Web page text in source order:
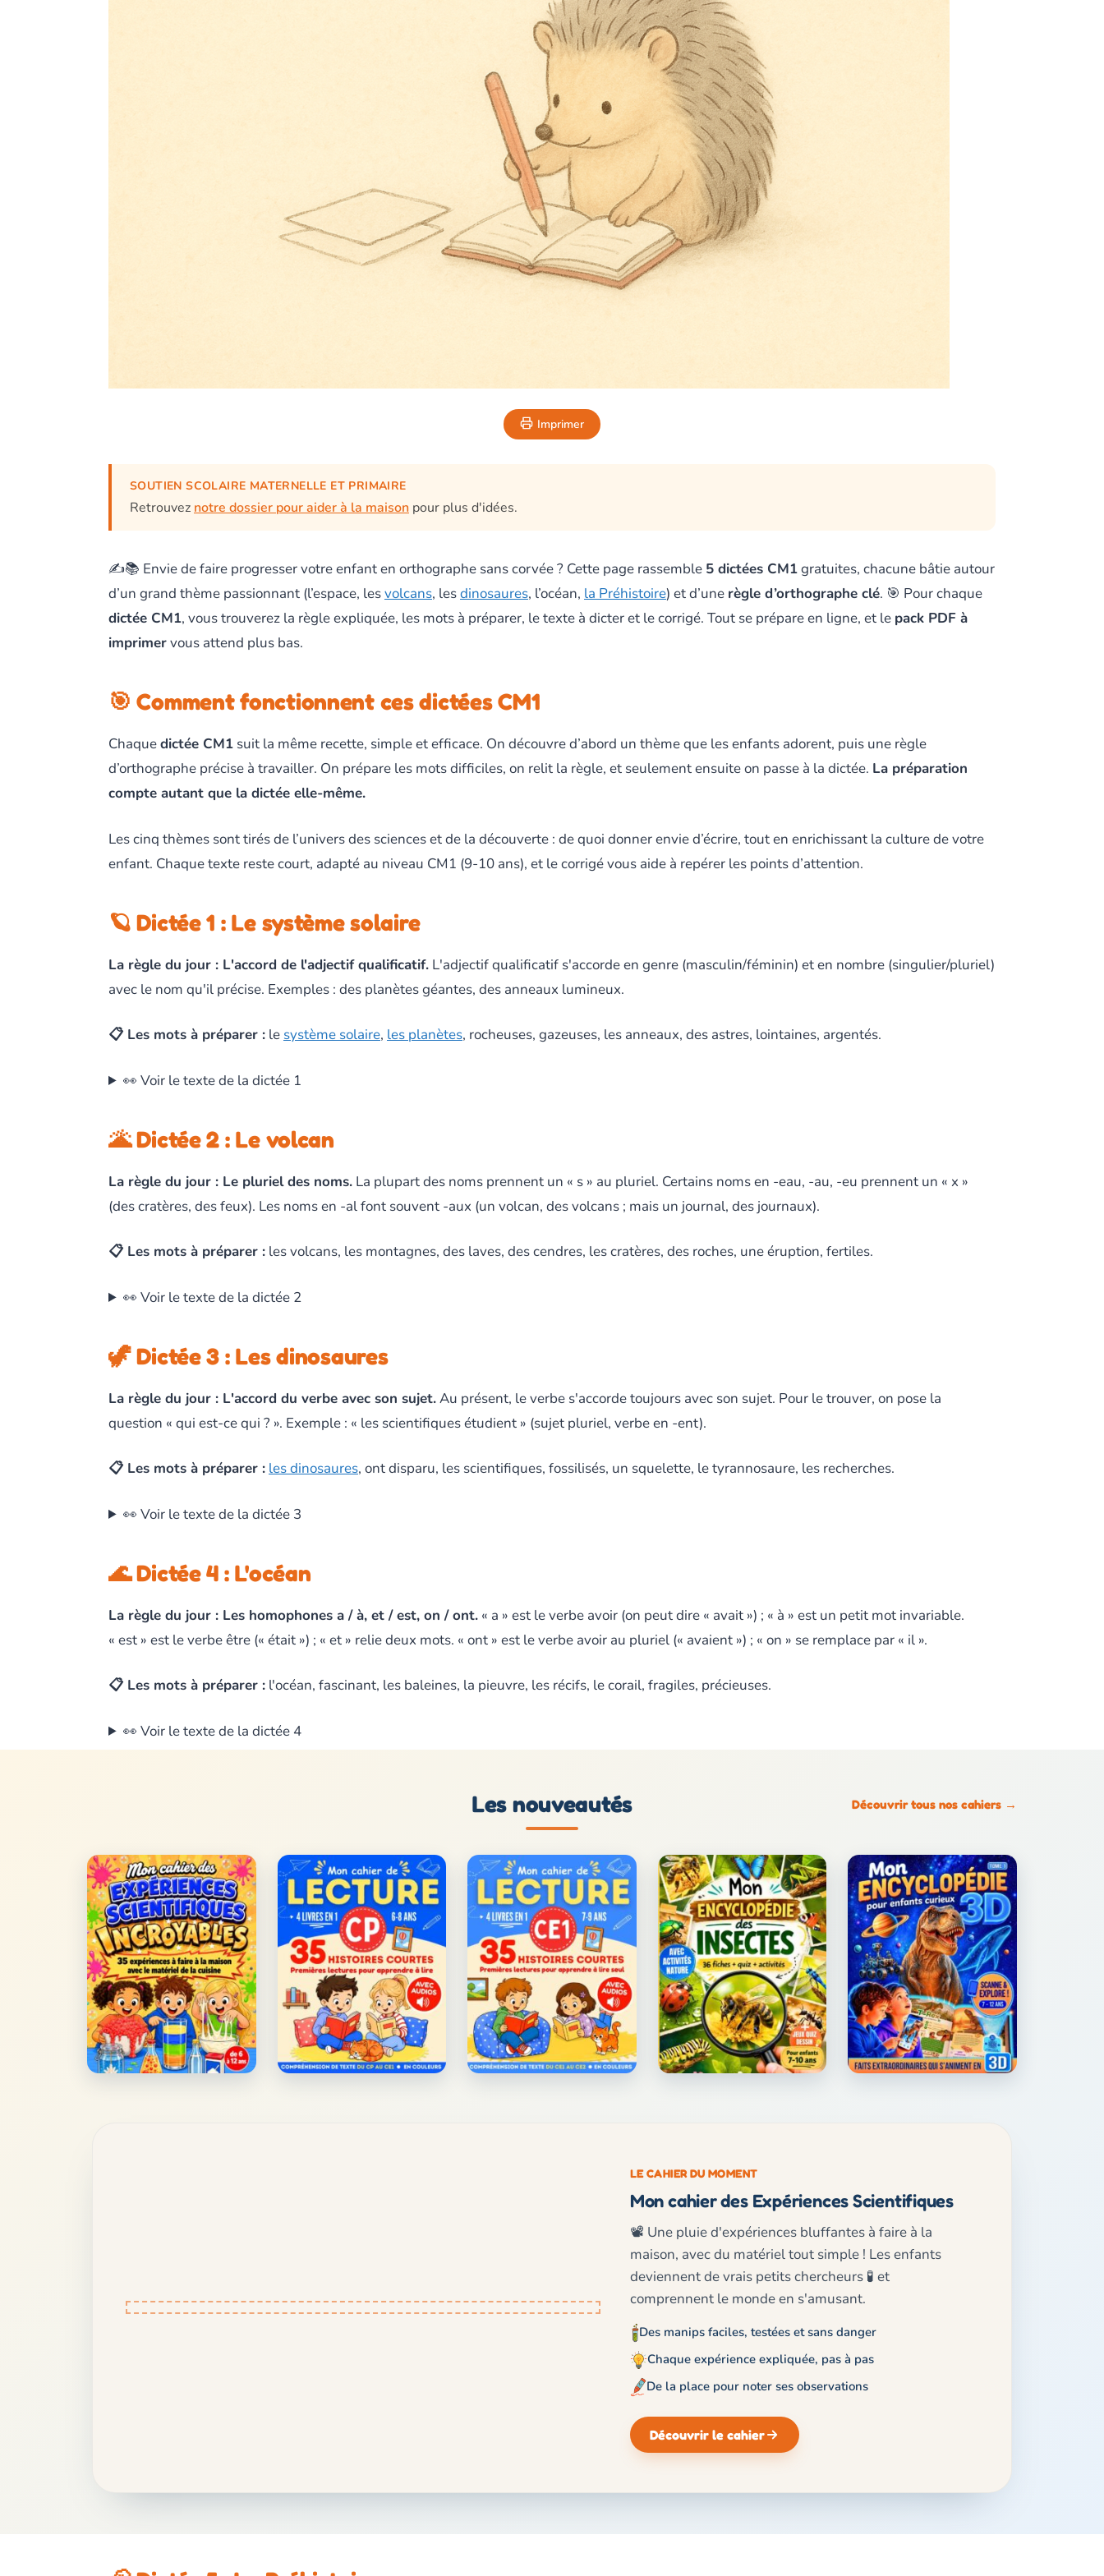
Imprimer
SOUTIEN SCOLAIRE MATERNELLE ET PRIMAIRE
Retrouveznotre dossier pour aider à la maison pour plus d'idées.
✍️📚 Envie de faire progresser votre enfant en orthographe sans corvée ? Cette page rassemble 5 dictées CM1gratuites, chacune bâtie autour
d’un grand thème passionnant (l’espace, lesvolcans, lesdinosaures, l’océan, la Préhistoire) et d’une règle d’orthographe clé. 🎯 Pour chaque
dictée CM1, vous trouverez la règle expliquée, les mots à préparer, le texte à dicter et le corrigé. Tout se prépare en ligne, et le pack PDF à
imprimervous attend plus bas.
🎯 Comment fonctionnent ces dictées CM1
Chaquedictée CM1 suit la même recette, simple et efficace. On découvre d’abord un thème que les enfants adorent, puis une règle
d’orthographe précise à travailler. On prépare les mots difficiles, on relit la règle, et seulement ensuite on passe à la dictée. La préparation
compte autant que la dictée elle-même.
Les cinq thèmes sont tirés de l’univers des sciences et de la découverte : de quoi donner envie d’écrire, tout en enrichissant la culture de votre
enfant. Chaque texte reste court, adapté au niveau CM1 (9-10 ans), et le corrigé vous aide à repérer les points d’attention.
🪐 Dictée 1 : Le système solaire
La règle du jour : L'accord de l'adjectif qualificatif. L'adjectif qualificatif s'accorde en genre (masculin/féminin) et en nombre (singulier/pluriel)
avec le nom qu'il précise. Exemples : des planètes géantes, des anneaux lumineux.
📋 Les mots à préparer : le système solaire, les planètes, rocheuses, gazeuses, les anneaux, des astres, lointaines, argentés.
👀 Voir le texte de la dictée 1
🌋 Dictée 2 : Le volcan
La règle du jour : Le pluriel des noms. La plupart des noms prennent un « s » au pluriel. Certains noms en -eau, -au, -eu prennent un « x »
(des cratères, des feux). Les noms en -al font souvent -aux (un volcan, des volcans ; mais un journal, des journaux).
📋 Les mots à préparer : les volcans, les montagnes, des laves, des cendres, les cratères, des roches, une éruption, fertiles.
👀 Voir le texte de la dictée 2
🦖 Dictée 3 : Les dinosaures
La règle du jour : L'accord du verbe avec son sujet.Au présent, le verbe s'accorde toujours avec son sujet. Pour le trouver, on pose la
question « qui est-ce qui ? ». Exemple : « les scientifiques étudient » (sujet pluriel, verbe en -ent).
📋 Les mots à préparer : les dinosaures, ont disparu, les scientifiques, fossilisés, un squelette, le tyrannosaure, les recherches.
👀 Voir le texte de la dictée 3
🌊 Dictée 4 : L'océan
La règle du jour : Les homophones a / à, et / est, on / ont. « a » est le verbe avoir (on peut dire « avait ») ; « à » est un petit mot invariable.
« est » est le verbe être (« était ») ; « et » relie deux mots. « ont » est le verbe avoir au pluriel (« avaient ») ; « on » se remplace par « il ».
📋 Les mots à préparer : l'océan, fascinant, les baleines, la pieuvre, les récifs, le corail, fragiles, précieuses.
👀 Voir le texte de la dictée 4
Les nouveautés Découvrir tous nos cahiers →
LE CAHIER DU MOMENT
Mon cahier des Expériences Scientifiques
📽️ Une pluie d'expériences bluffantes à faire à la
maison, avec du matériel tout simple ! Les enfants
deviennent de vrais petits chercheurs 🧪 et
comprennent le monde en s'amusant.
Des manips faciles, testées et sans danger
Chaque expérience expliquée, pas à pas
De la place pour noter ses observations
Découvrir le cahier